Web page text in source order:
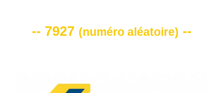
-- 7927 (numéro aléatoire) --